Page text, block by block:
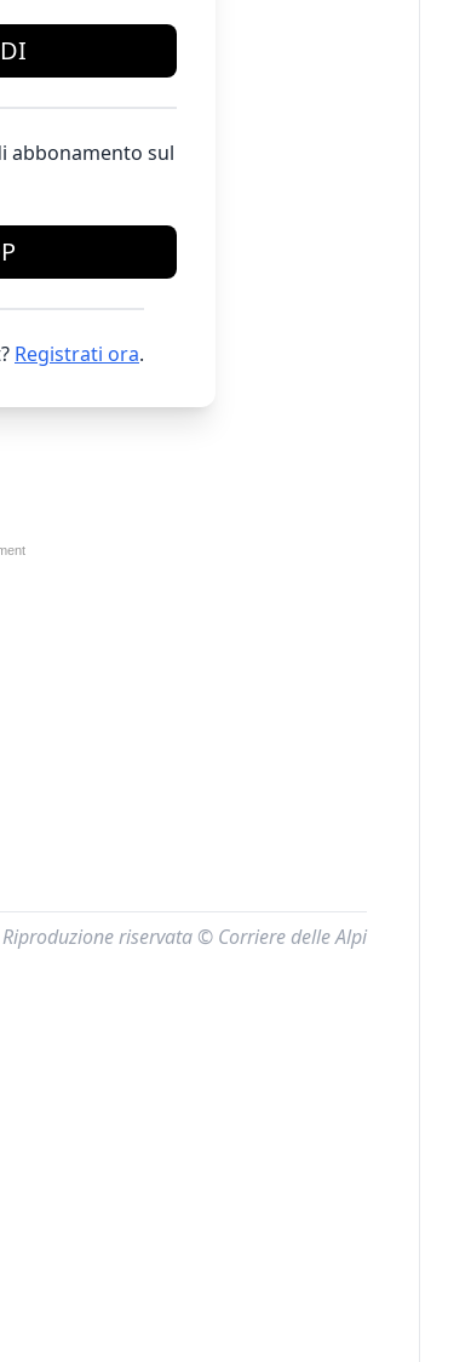
abbonamento sul
Registrati ora.
Riproduzione riservata © Corriere delle Alpi